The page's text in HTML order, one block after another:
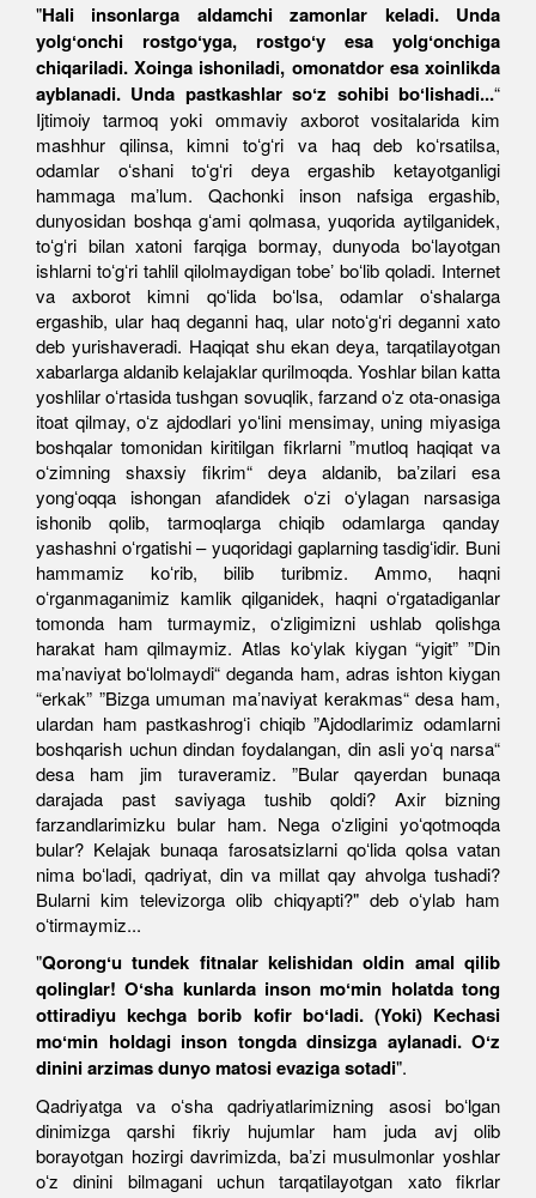
"Hali insonlarga aldamchi zamonlar keladi. Unda
yolgʻonchi rostgoʻyga, rostgoʻy esa yolgʻonchiga
chiqariladi. Xoinga ishoniladi, omonatdor esa xoinlikda
ayblanadi. Unda pastkashlar soʻz sohibi boʻlishadi...“
Ijtimoiy tarmoq yoki ommaviy axborot vositalarida kim
mashhur qilinsa, kimni toʻgʻri va haq deb koʻrsatilsa,
odamlar oʻshani toʻgʻri deya ergashib ketayotganligi
hammaga maʼlum. Qachonki inson nafsiga ergashib,
dunyosidan boshqa gʻami qolmasa, yuqorida aytilganidek,
toʻgʻri bilan xatoni farqiga bormay, dunyoda boʻlayotgan
ishlarni toʻgʻri tahlil qilolmaydigan tobeʼ boʻlib qoladi. Internet
va axborot kimni qoʻlida boʻlsa, odamlar oʻshalarga
ergashib, ular haq deganni haq, ular notoʻgʻri deganni xato
deb yurishaveradi. Haqiqat shu ekan deya, tarqatilayotgan
xabarlarga aldanib kelajaklar qurilmoqda. Yoshlar bilan katta
yoshlilar oʻrtasida tushgan sovuqlik, farzand oʻz ota-onasiga
itoat qilmay, oʻz ajdodlari yoʻlini mensimay, uning miyasiga
boshqalar tomonidan kiritilgan fikrlarni ”mutloq haqiqat va
oʻzimning shaxsiy fikrim“ deya aldanib, baʼzilari esa
yongʻoqqa ishongan afandidek oʻzi oʻylagan narsasiga
ishonib qolib, tarmoqlarga chiqib odamlarga qanday
yashashni oʻrgatishi – yuqoridagi gaplarning tasdigʻidir. Buni
hammamiz koʻrib, bilib turibmiz. Ammo, haqni
oʻrganmaganimiz kamlik qilganidek, haqni oʻrgatadiganlar
tomonda ham turmaymiz, oʻzligimizni ushlab qolishga
harakat ham qilmaymiz. Atlas koʻylak kiygan “yigit” ”Din
maʼnaviyat boʻlolmaydi“ deganda ham, adras ishton kiygan
“erkak” ”Bizga umuman maʼnaviyat kerakmas“ desa ham,
ulardan ham pastkashrogʻi chiqib ”Ajdodlarimiz odamlarni
boshqarish uchun dindan foydalangan, din asli yoʻq narsa“
desa ham jim turaveramiz. ”Bular qayerdan bunaqa
darajada past saviyaga tushib qoldi? Axir bizning
farzandlarimizku bular ham. Nega oʻzligini yoʻqotmoqda
bular? Kelajak bunaqa farosatsizlarni qoʻlida qolsa vatan
nima boʻladi, qadriyat, din va millat qay ahvolga tushadi?
Bularni kim televizorga olib chiqyapti?" deb oʻylab ham
oʻtirmaymiz...
"Qorongʻu tundek fitnalar kelishidan oldin amal qilib
qolinglar! Oʻsha kunlarda inson moʻmin holatda tong
ottiradiyu kechga borib kofir boʻladi. (Yoki) Kechasi
moʻmin holdagi inson tongda dinsizga aylanadi. Oʻz
dinini arzimas dunyo matosi evaziga sotadi".
Qadriyatga va oʻsha qadriyatlarimizning asosi boʻlgan
dinimizga qarshi fikriy hujumlar ham juda avj olib
borayotgan hozirgi davrimizda, baʼzi musulmonlar yoshlar
oʻz dinini bilmagani uchun tarqatilayotgan xato fikrlar